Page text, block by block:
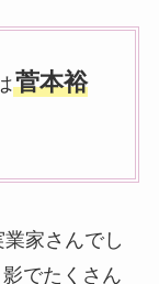
菅本裕
家さんでし
でたくさん